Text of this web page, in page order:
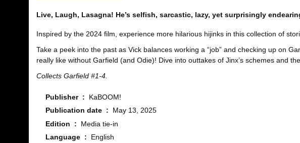
Live, Laugh, Lasagna! He’s selfish, sarcastic, lazy, yet surprisingly
Inspired by the 2024 film, experience more hilarious hijinks in this collection of
Take a peek into the past as Vick balances working a “job” and checking up on
really like without Garfield (and Odie)! Dive into outtakes of Jinx’s schemes and
Collects Garfield #1-4.
Publisher ‏ : ‎ KaBOOM!
Publication date ‏ : ‎ May 13, 2025
Edition ‏ : ‎ Media tie-in
Language ‏ : ‎ English